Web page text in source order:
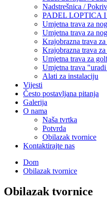
Nadstrešnica /
PADEL LOPTICA
Umjetna trava za
Umjetna trava za
Krajobrazna trava
Krajobrazna trava
Umjetna trava za
Umjetna trava
Alati za instalaciju
Vijesti
Često postavljana pitanja
Galerija
O nama
Naša tvrtka
Potvrda
Obilazak tvornice
Kontaktirajte nas
Dom
Obilazak tvornice
Obilazak tvornice